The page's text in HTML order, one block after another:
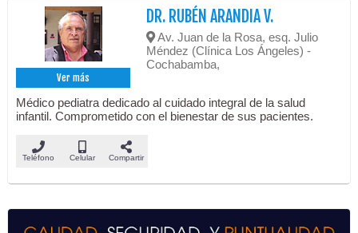
Ver más
DR. RUBÉN ARANDIA V.
Av. Juan de la Rosa, esq. Julio
Méndez (Clínica Los Ángeles) -
Cochabamba,
Médico pediatra dedicado al cuidado integral de la salud
infantil. Comprometido con el bienestar de sus pacientes.
Teléfono Celular Compartir